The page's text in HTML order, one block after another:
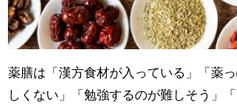
薬膳は「漢方食材が入っている」「薬
しくない」「勉強するのが難しそう」